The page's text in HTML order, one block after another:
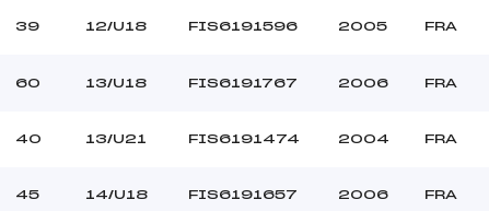
39 12/U18 FIS6191596 2005 FRA
60 13/U18 FIS6191767 2006 FRA
40 13/U21 FIS6191474 2004 FRA
45 14/U18 FIS6191657 2006 FRA